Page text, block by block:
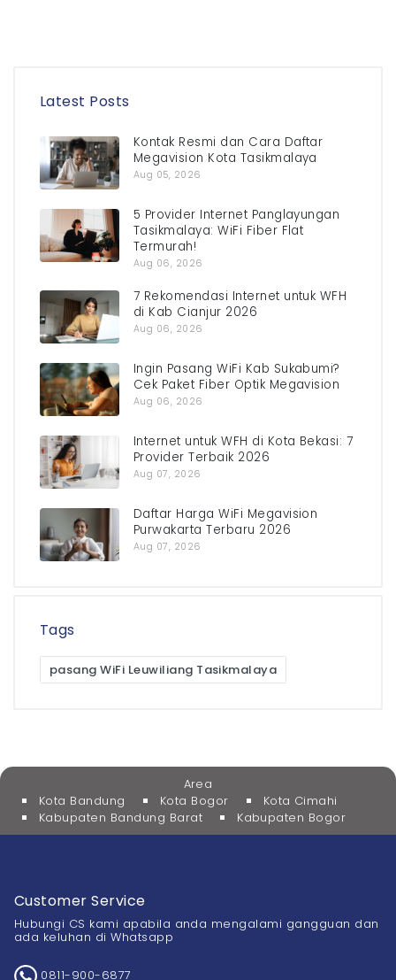
Latest Posts
Kontak Resmi dan Cara Daftar
Megavision Kota Tasikmalaya
Aug 05, 2026
5 Provider Internet Panglayungan
Tasikmalaya: WiFi Fiber Flat
Termurah!
Aug 06, 2026
7 Rekomendasi Internet untuk WFH
di Kab Cianjur 2026
Aug 06, 2026
Ingin Pasang WiFi Kab Sukabumi?
Cek Paket Fiber Optik Megavision
Aug 06, 2026
Internet untuk WFH di Kota Bekasi: 7
Provider Terbaik 2026
Aug 07, 2026
Daftar Harga WiFi Megavision
Purwakarta Terbaru 2026
Aug 07, 2026
Tags
pasang WiFi Leuwiliang Tasikmalaya
Area
Kota Bandung
Kota Bogor
Kota Cimahi
Kabupaten Bandung Barat
Kabupaten Bogor
Customer Service
Hubungi CS kami apabila anda mengalami gangguan dan
ada keluhan di Whatsapp
0811-900-6877